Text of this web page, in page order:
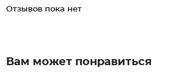
Отзывов пока нет
Вам может понравиться